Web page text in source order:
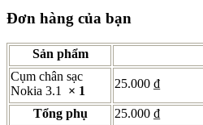
Đơn hàng của bạn
Sản phẩm
Cụm chân sạc
Nokia 3.1 × 1
25.000 ₫
Tổng phụ 25.000 ₫